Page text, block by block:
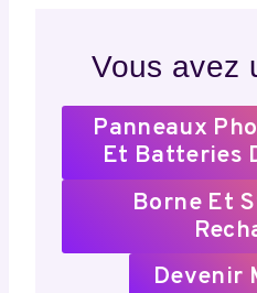
Vous avez
Panneaux
Et Batteries
Borne Et
Devenir